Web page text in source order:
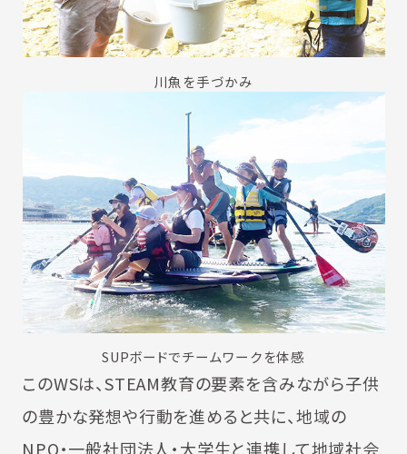
川魚を手づかみ
SUPボードでチームワークを体感
このWSは、STEAM教育の要素を含みながら子供
の豊かな発想や行動を進めると共に、地域の
NPO・一般社団法人・大学生と連携して地域社会